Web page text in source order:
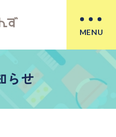
MENU
らせ